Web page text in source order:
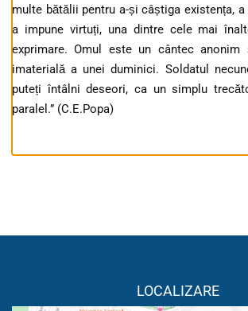
multe bătălii pentru a-și câștiga existența,
a impune virtuți, una dintre cele mai
exprimare. Omul este un cântec anonim
imaterială a unei duminici. Soldatul
puteți întâlni deseori, ca un simplu
paralel.” (C.E.Popa)
LOCALIZARE